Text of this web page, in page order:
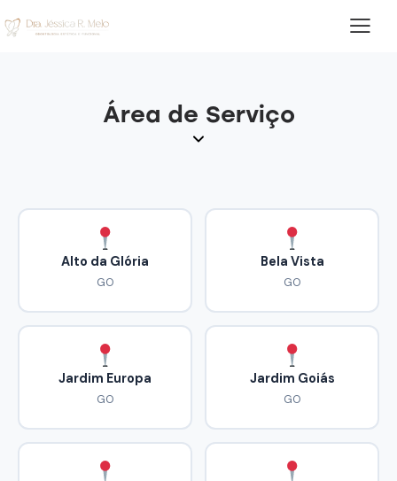
Área de Serviço
Alto da Glória
GO
Bela Vista
GO
Jardim Europa
GO
Jardim Goiás
GO